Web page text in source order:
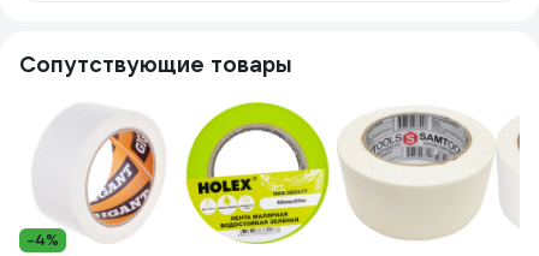
Сопутствующие товары
-4%